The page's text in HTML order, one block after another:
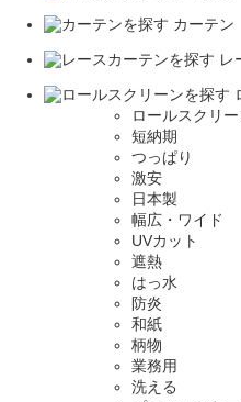
カーテン
レ
ロールスクリ
短納期
つっぱり
激安
日本製
幅広・ワイド
UVカット
遮熱
はっ水
防炎
和紙
柄物
業務用
洗える